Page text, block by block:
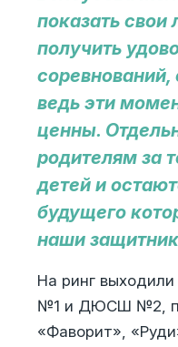
показать свои
получить
соревнований,
ведь эти
ценны.
родителям за
детей и
будущего
наши
На ринг
№1 и ДЮСШ №2,
«Фаворит»,